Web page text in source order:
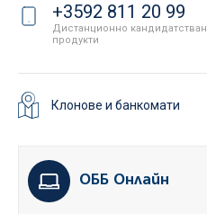
+3592 811 20 99
Дистанционно
продукти
Клонове и банкомати
ОББ Онлайн